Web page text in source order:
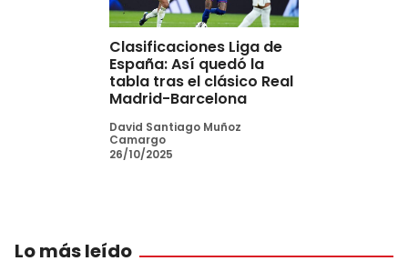
Clasificaciones Liga de
España: Así quedó la
tabla tras el clásico Real
Madrid-Barcelona
David Santiago Muñoz
Camargo
26/10/2025
Lo más leído